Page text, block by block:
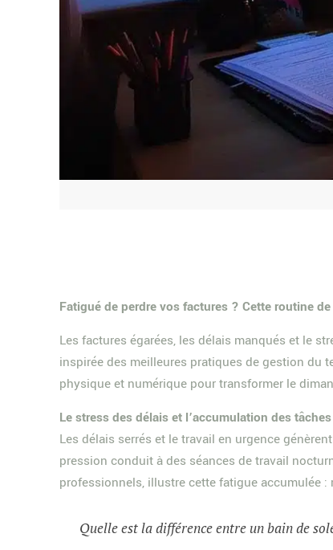
Fatigué de perdre vos factures ? Cette routine
Les factures égarées, les délais manqués et le
inspirée des meilleures pratiques de gestion du
physique et numérique pour transformer le
Le stress des délais et l’accumulation des tâches
Les délais serrés et le travail en urgence
pression conduit à des séances de travail
professionnels, illustre cette fatigue accumulée
Quelle est la différence entre un bain de